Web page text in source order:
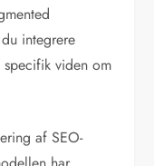
integrere
specifik viden om
af SEO-